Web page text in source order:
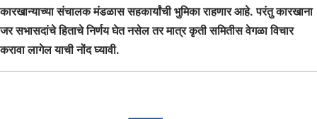
कारखान्याच्या संचालक मंडळास सहकार्यांची भुमिका राहणार आहे. परंतु कारखाना
जर सभासदांचे हिताचे निर्णय घेत नसेल तर मात्र कृती समितीस वेगळा विचार
करावा लागेल याची नोंद घ्यावी.